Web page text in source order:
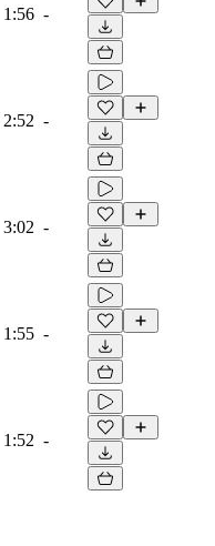
1:56 -
2:52 -
3:02 -
1:55 -
1:52 -